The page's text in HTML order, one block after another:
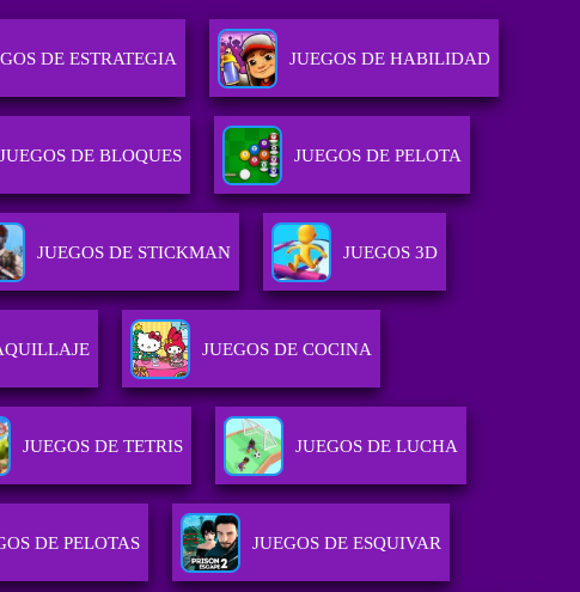
DE ESTRATEGIA JUEGOS DE HABILIDAD
JUEGOS DE BLOQUES JUEGOS DE PELOTA
JUEGOS DE STICKMAN JUEGOS 3D
JUEGOS DE COCINA
JUEGOS DE TETRIS JUEGOS DE LUCHA
DE PELOTAS JUEGOS DE ESQUIVAR